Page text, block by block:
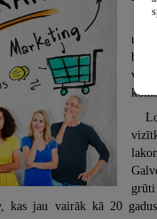
kas jau vairāk kā 20